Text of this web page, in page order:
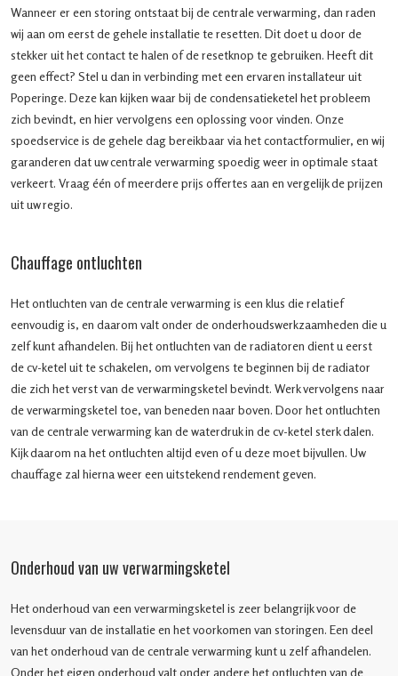
Wanneer er een storing ontstaat bij de centrale verwarming, dan raden
wij aan om eerst de gehele installatie te resetten. Dit doet u door de
stekker uit het contact te halen of de resetknop te gebruiken. Heeft dit
geen effect? Stel u dan in verbinding met een ervaren installateur uit
Poperinge. Deze kan kijken waar bij de condensatieketel het probleem
zich bevindt, en hier vervolgens een oplossing voor vinden. Onze
spoedservice is de gehele dag bereikbaar via het contactformulier, en wij
garanderen dat uw centrale verwarming spoedig weer in optimale staat
verkeert. Vraag één of meerdere prijs offertes aan en vergelijk de prijzen
uit uw regio.
Chauffage ontluchten
Het ontluchten van de centrale verwarming is een klus die relatief
eenvoudig is, en daarom valt onder de onderhoudswerkzaamheden die u
zelf kunt afhandelen. Bij het ontluchten van de radiatoren dient u eerst
de cv-ketel uit te schakelen, om vervolgens te beginnen bij de radiator
die zich het verst van de verwarmingsketel bevindt. Werk vervolgens naar
de verwarmingsketel toe, van beneden naar boven. Door het ontluchten
van de centrale verwarming kan de waterdruk in de cv-ketel sterk dalen.
Kijk daarom na het ontluchten altijd even of u deze moet bijvullen. Uw
chauffage zal hierna weer een uitstekend rendement geven.
Onderhoud van uw verwarmingsketel
Het onderhoud van een verwarmingsketel is zeer belangrijk voor de
levensduur van de installatie en het voorkomen van storingen. Een deel
van het onderhoud van de centrale verwarming kunt u zelf afhandelen.
Onder het eigen onderhoud valt onder andere het ontluchten van de